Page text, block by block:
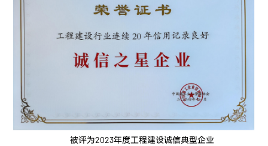
被评为2023年度工程建设诚信典型企业